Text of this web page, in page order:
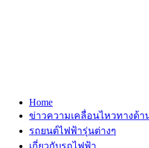
Home
ข่าวความเคลื่อนไหวทางด้า
รถยนต์ไฟฟ้ารุ่นต่างๆ
เกี่ยวกับรถไฟฟ้า